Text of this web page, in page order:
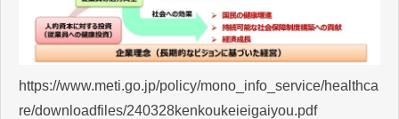
https://www.meti.go.jp/policy/mono_info_service/healthca
re/downloadfiles/240328kenkoukeieigaiyou.pdf